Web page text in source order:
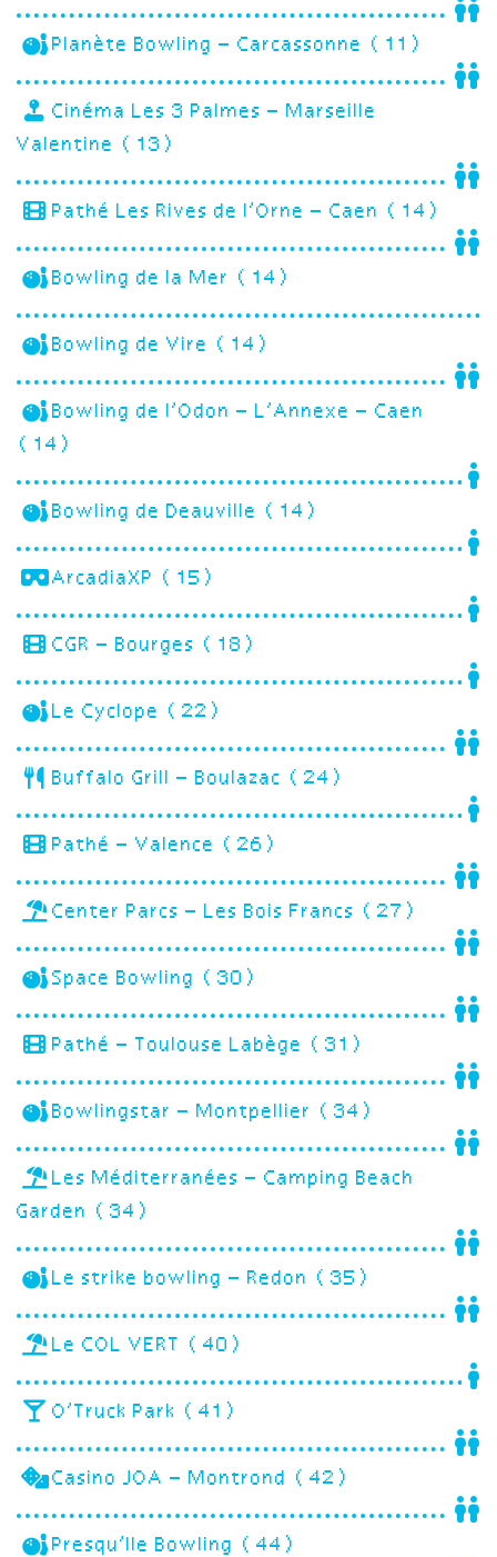
Planète Bowling – Carcassonne (11)
Cinéma Les 3 Palmes – Marseille
Valentine (13)
Pathé Les Rives de l’Orne – Caen (14)
Bowling de la Mer (14)
Bowling de Vire (14)
Bowling de l’Odon – L’Annexe – Caen
(14)
Bowling de Deauville (14)
ArcadiaXP (15)
CGR – Bourges (18)
Le Cyclope (22)
Buffalo Grill – Boulazac (24)
Pathé – Valence (26)
Center Parcs – Les Bois Francs (27)
Space Bowling (30)
Pathé – Toulouse Labège (31)
Bowlingstar – Montpellier (34)
Les Méditerranées – Camping Beach
Garden (34)
Le strike bowling – Redon (35)
Le COL VERT (40)
O’Truck Park (41)
Casino JOA – Montrond (42)
Presqu’Ile Bowling (44)